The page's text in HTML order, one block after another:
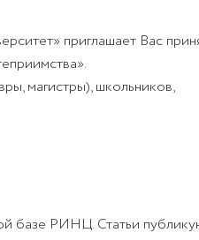
приглашает Вас
.
магистры), школьников,
базе РИНЦ. Статьи